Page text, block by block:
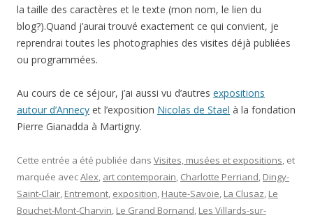
la taille des caractères et le texte (mon nom, le lien du
blog?).Quand j’aurai trouvé exactement ce qui convient, je
reprendrai toutes les photographies des visites déjà publiées
ou programmées.
Au cours de ce séjour, j’ai aussi vu d’autres expositions
autour d’Annecy et l’exposition Nicolas de Stael à la fondation
Pierre Gianadda à Martigny.
Cette entrée a été publiée dans Visites, musées et expositions, et
marquée avecAlex, art contemporain, Charlotte Perriand, Dingy-
Saint-Clair, Entremont, exposition, Haute-Savoie, La Clusaz, Le
Bouchet-Mont-Charvin, Le Grand Bornand, Les Villards-sur-